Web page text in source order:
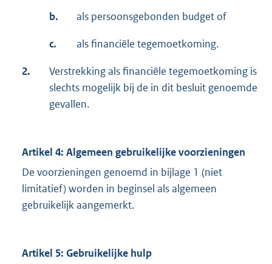
b. als persoonsgebonden budget of
c. als financiële tegemoetkoming.
2.
Verstrekking als financiële tegemoetkoming is
slechts mogelijk bij de in dit besluit genoemde
gevallen.
Artikel 4: Algemeen gebruikelijke voorzieningen
De voorzieningen genoemd in bijlage 1 (niet
limitatief) worden in beginsel als algemeen
gebruikelijk aangemerkt.
Artikel 5: Gebruikelijke hulp